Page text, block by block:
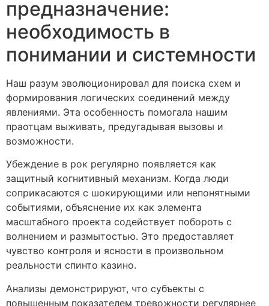
предназначение:
необходимость в
понимании и системности
Наш разум эволюционировал для поиска схем и
формирования логических соединений между
явлениями. Эта особенность помогала нашим
праотцам выживать, предугадывая вызовы и
возможности.
Убеждение в рок регулярно появляется как
защитный когнитивный механизм. Когда люди
соприкасаются с шокирующими или непонятными
событиями, объяснение их как элемента
масштабного проекта содействует побороть с
волнением и размытостью. Это предоставляет
чувство контроля и ясности в произвольном
реальности спинто казино.
Анализы демонстрируют, что субъекты с
повышенным показателем тревожности регулярнее